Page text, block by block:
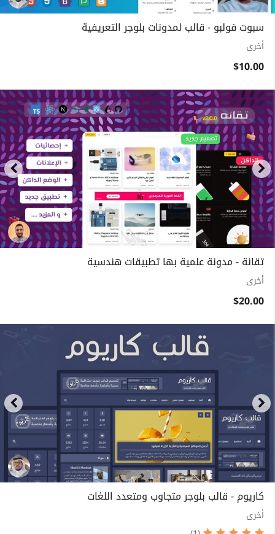
سبوت فولبو - قالب لمدونات بلوجر التعريفية
أخرى
$10.00
تقانة - مدونة علمية بها تطبيقات هندسية
أخرى
$20.00
كاريوم - قالب بلوجر متجاوب ومتعدد اللغات
أخرى